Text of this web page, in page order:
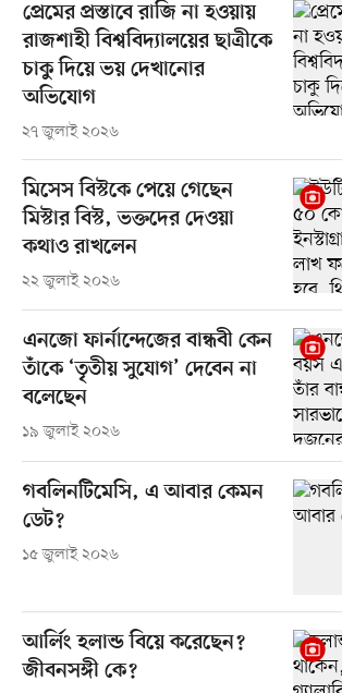
প্রেমের প্রস্তাবে রাজি না হওয়ায়
রাজশাহী বিশ্ববিদ্যালয়ের ছাত্রীকে
চাকু দিয়ে ভয় দেখানোর
অভিযোগ
২৭ জুলাই ২০২৬
মিসেস বিস্টকে পেয়ে গেছেন
মিস্টার বিস্ট, ভক্তদের দেওয়া
কথাও রাখলেন
২২ জুলাই ২০২৬
এনজো ফার্নান্দেজের বান্ধবী কেন
তাঁকে ‘তৃতীয় সুযোগ’ দেবেন না
বলেছেন
১৯ জুলাই ২০২৬
গবলিনটিমেসি, এ আবার কেমন
ডেট?
১৫ জুলাই ২০২৬
আর্লিং হলান্ড বিয়ে করেছেন?
জীবনসঙ্গী কে?